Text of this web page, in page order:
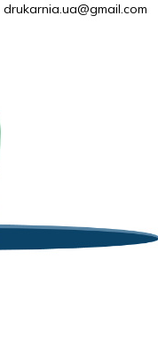
drukarnia.ua@gmail.com